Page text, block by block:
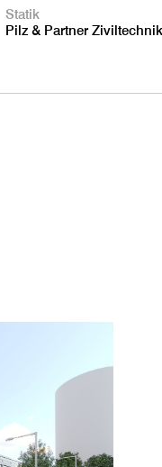
Statik
Pilz & Partner